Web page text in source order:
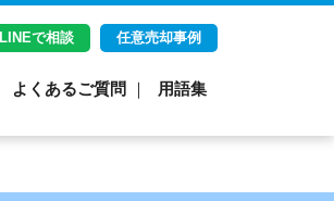
LINEで相談 任意売却事例
よくあるご質問 用語集